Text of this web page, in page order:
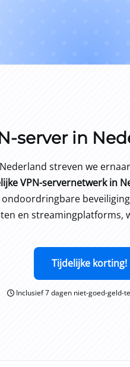
server in
streven we
VPN-servernetwerk in
en streamingplatforms,
Tijdelijke korting!
Inclusief 7 dagen niet-goed-geld-